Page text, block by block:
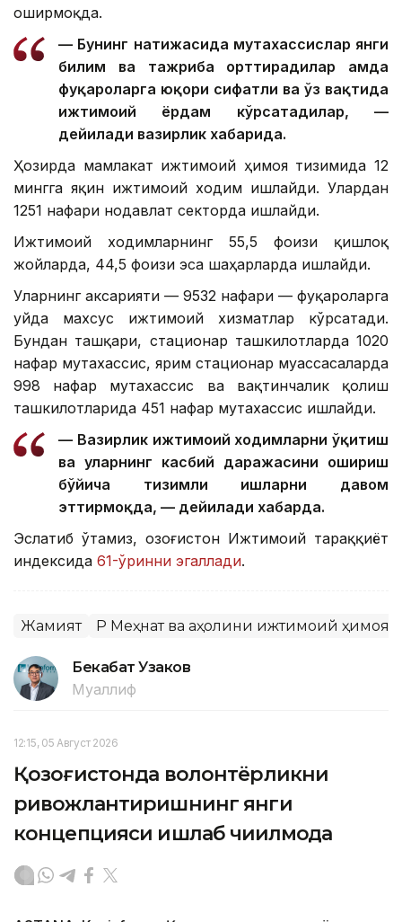
оширмоқда.
— Бунинг натижасида мутахассислар янги
билим ва тажриба орттирадилар ҳамда
фуқароларга юқори сифатли ва ўз вақтида
ижтимоий ёрдам кўрсатадилар, —
дейилади вазирлик хабарида.
Ҳозирда мамлакат ижтимоий ҳимоя тизимида 12
мингга яқин ижтимоий ходим ишлайди. Улардан
1251 нафари нодавлат секторда ишлайди.
Ижтимоий ходимларнинг 55,5 фоизи қишлоқ
жойларда, 44,5 фоизи эса шаҳарларда ишлайди.
Уларнинг аксарияти — 9532 нафари — фуқароларга
уйда махсус ижтимоий хизматлар кўрсатади.
Бундан ташқари, стационар ташкилотларда 1020
нафар мутахассис, ярим стационар муассасаларда
998 нафар мутахассис ва вақтинчалик қолиш
ташкилотларида 451 нафар мутахассис ишлайди.
— Вазирлик ижтимоий ходимларни ўқитиш
ва уларнинг касбий даражасини ошириш
бўйича тизимли ишларни давом
эттирмоқда, — дейилади хабарда.
Эслатиб ўтамиз, Қозоғистон Ижтимоий тараққиёт
индексида 61-ўринни эгаллади.
Жамият ҚР Меҳнат ва аҳолини ижтимоий ҳимоя
Бекабат Узаков
Муаллиф
12:15, 05 Август 2026
Қозоғистонда волонтёрликни
ривожлантиришнинг янги
концепцияси ишлаб чиқилмоқда